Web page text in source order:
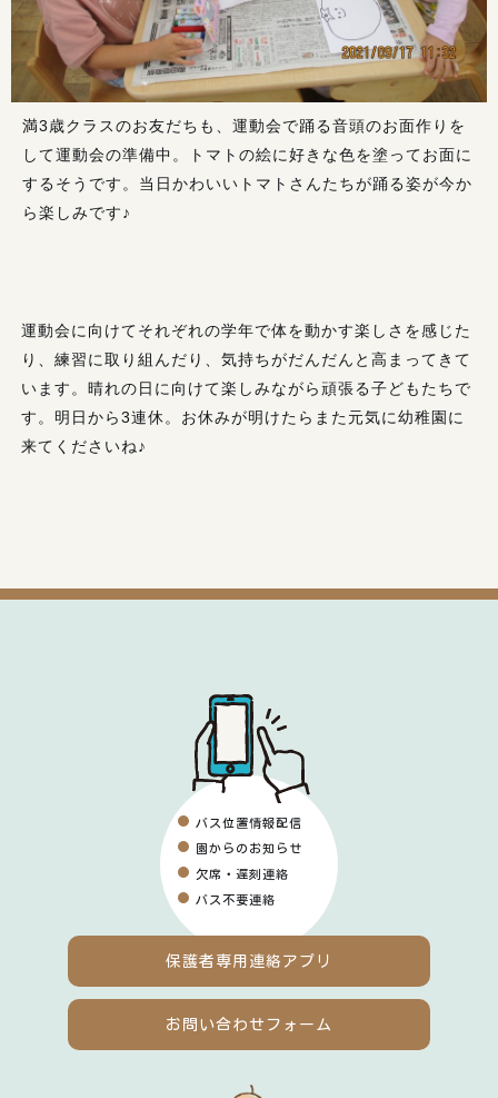
満3歳クラスのお友だちも、運動会で踊る音頭のお面作りを
して運動会の準備中。トマトの絵に好きな色を塗ってお面に
するそうです。当日かわいいトマトさんたちが踊る姿が今か
ら楽しみです♪
運動会に向けてそれぞれの学年で体を動かす楽しさを感じた
り、練習に取り組んだり、気持ちがだんだんと高まってきて
います。晴れの日に向けて楽しみながら頑張る子どもたちで
す。明日から3連休。お休みが明けたらまた元気に幼稚園に
来てくださいね♪
お問い合わせフォーム
保護者専用 連絡アプリ
バス位置情報配信
園からのお知らせ
欠席・遅刻連絡
バス不要連絡